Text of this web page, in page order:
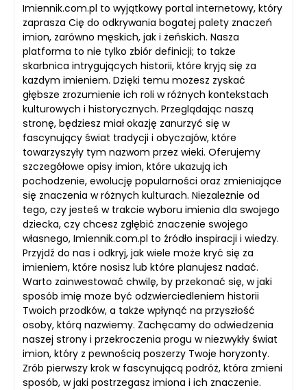
Imiennik.com.pl to wyjątkowy portal internetowy, który
zaprasza Cię do odkrywania bogatej palety znaczeń
imion, zarówno męskich, jak i żeńskich. Nasza
platforma to nie tylko zbiór definicji; to także
skarbnica intrygujących historii, które kryją się za
każdym imieniem. Dzięki temu możesz zyskać
głębsze zrozumienie ich roli w różnych kontekstach
kulturowych i historycznych. Przeglądając naszą
stronę, będziesz miał okazję zanurzyć się w
fascynujący świat tradycji i obyczajów, które
towarzyszyły tym nazwom przez wieki. Oferujemy
szczegółowe opisy imion, które ukazują ich
pochodzenie, ewolucję popularności oraz zmieniające
się znaczenia w różnych kulturach. Niezależnie od
tego, czy jesteś w trakcie wyboru imienia dla swojego
dziecka, czy chcesz zgłębić znaczenie swojego
własnego, Imiennik.com.pl to źródło inspiracji i wiedzy.
Przyjdź do nas i odkryj, jak wiele może kryć się za
imieniem, które nosisz lub które planujesz nadać.
Warto zainwestować chwilę, by przekonać się, w jaki
sposób imię może być odzwierciedleniem historii
Twoich przodków, a także wpłynąć na przyszłość
osoby, którą nazwiemy. Zachęcamy do odwiedzenia
naszej strony i przekroczenia progu w niezwykły świat
imion, który z pewnością poszerzy Twoje horyzonty.
Zrób pierwszy krok w fascynującą podróż, która zmieni
sposób, w jaki postrzegasz imiona i ich znaczenie.